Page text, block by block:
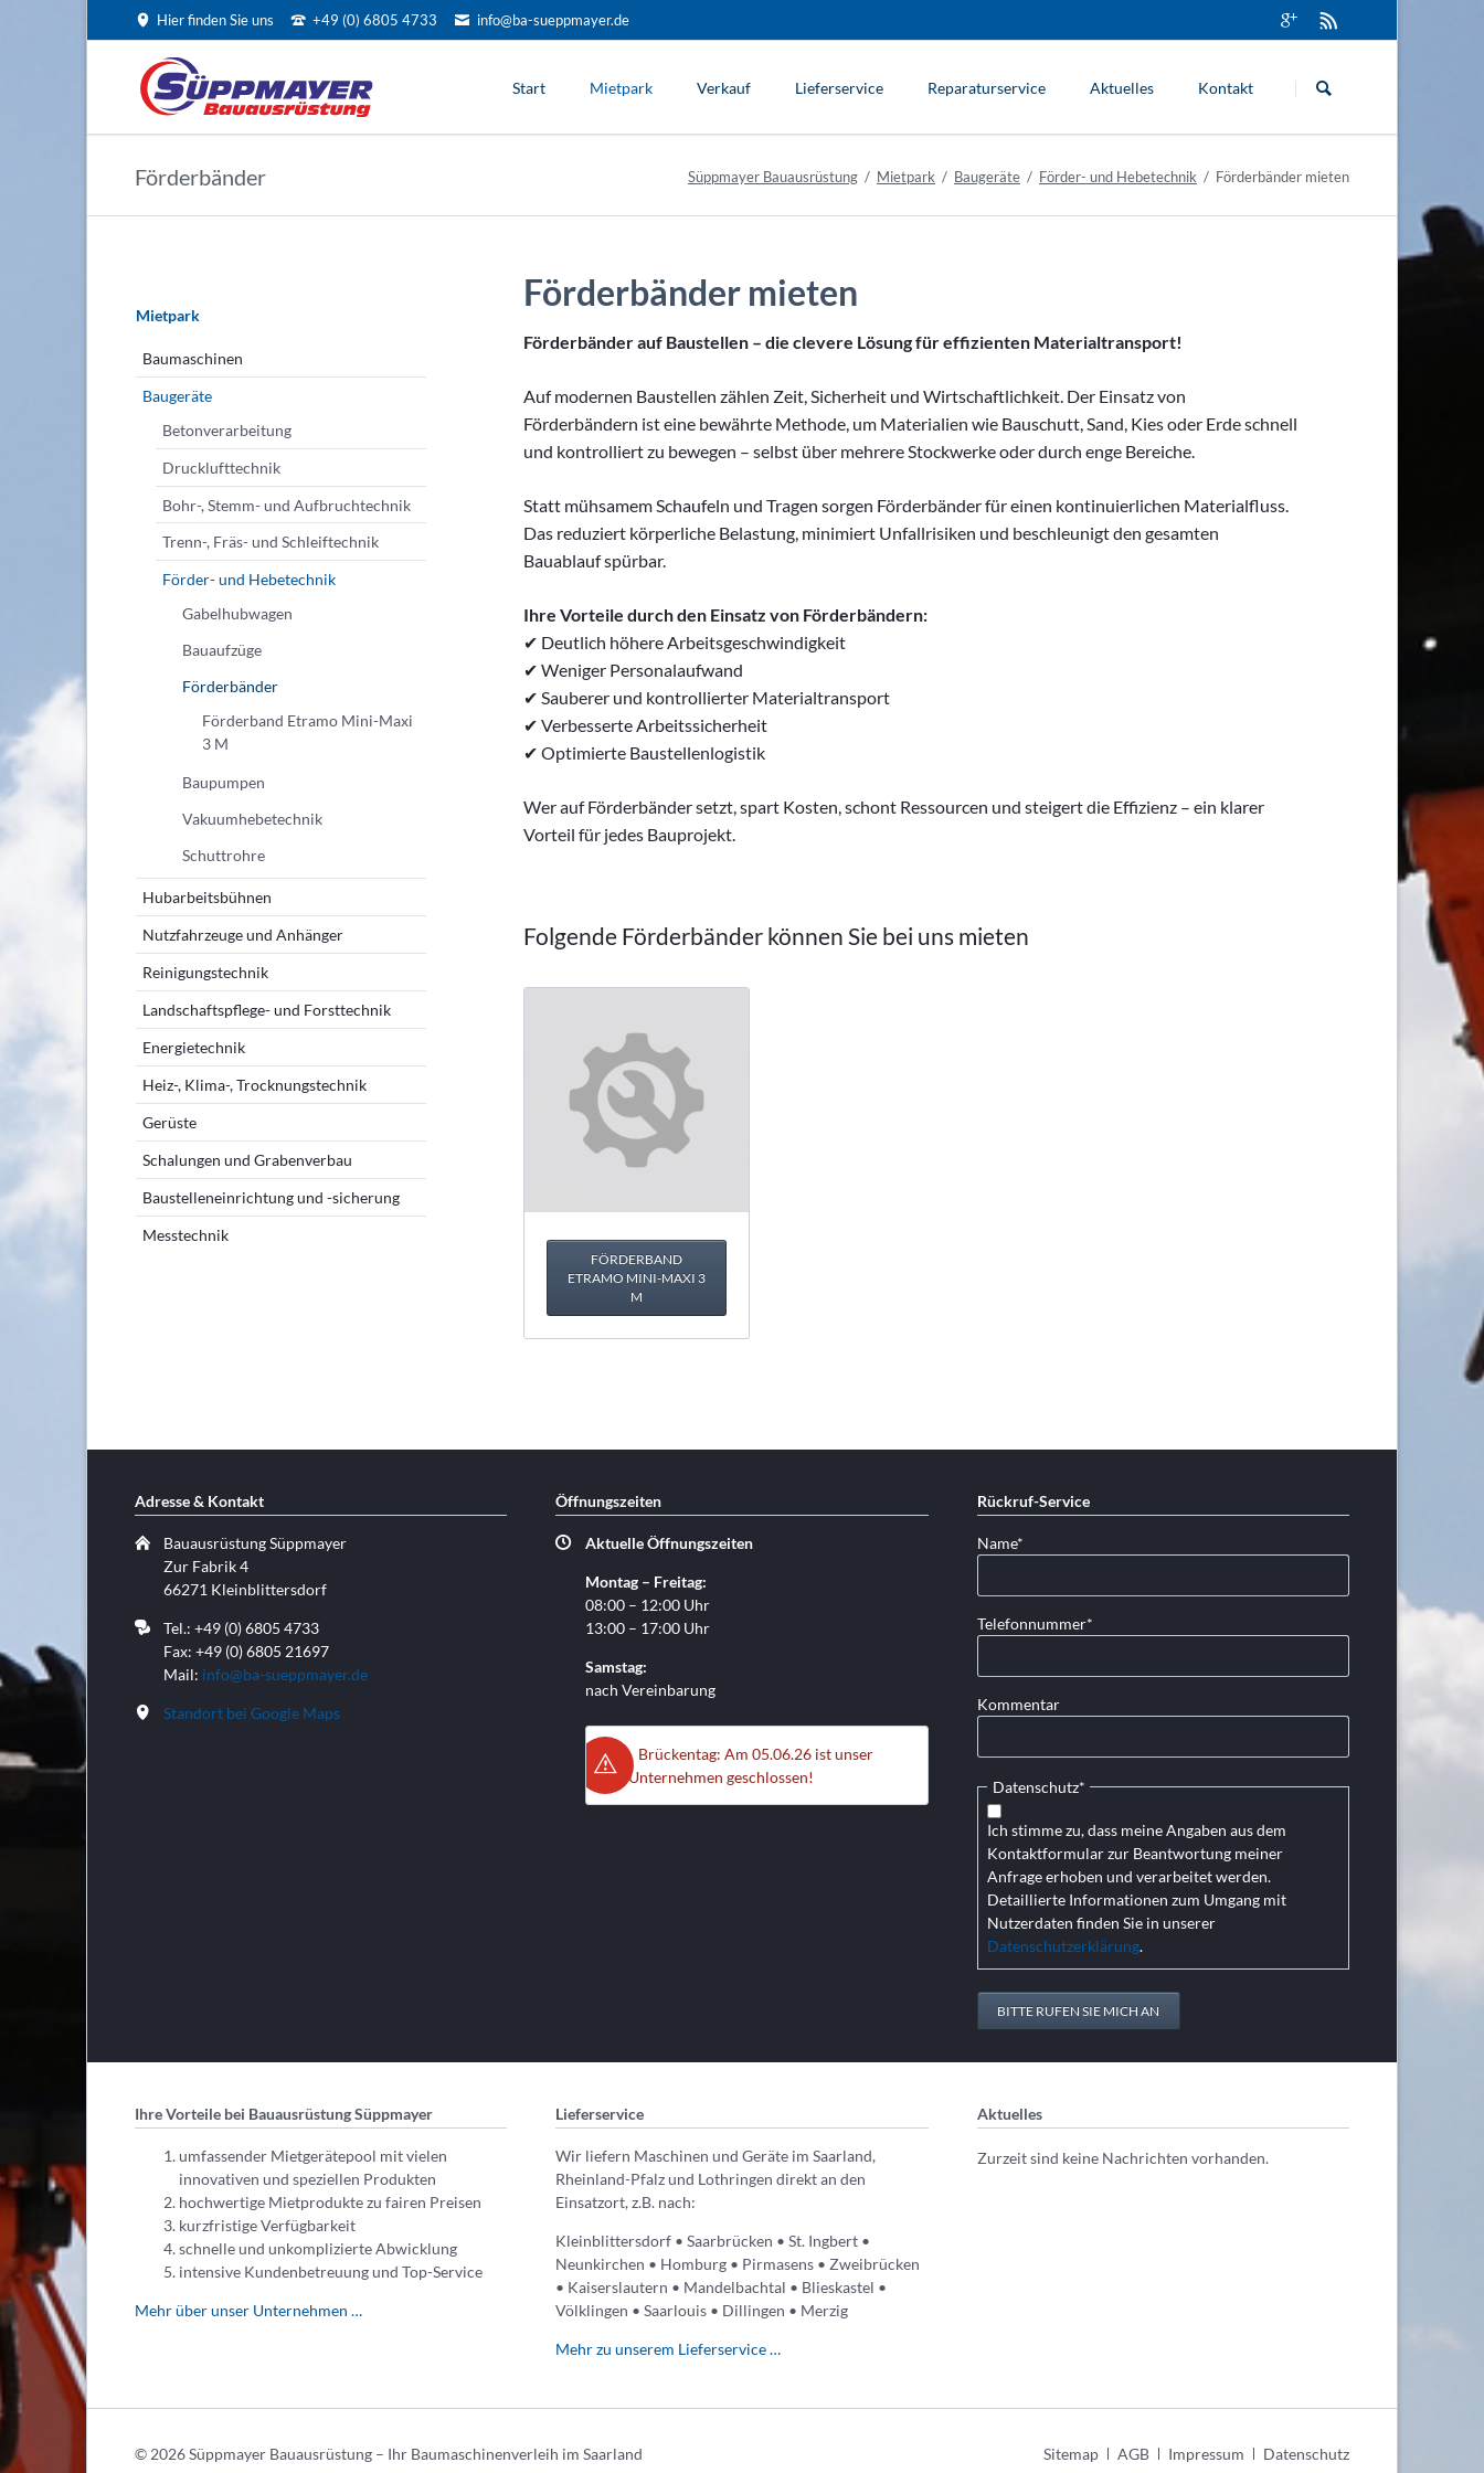
Hier finden Sie uns +49 (0) 6805 4733 info@ba-sueppmayer.de
überspringen
Start Mietpark
Betonverarbeitung
Bohr-, Stemm- und Aufbruchtechnik
Gabelhubwagen
Bauaufzüge
Förderbänder
Baupumpen
Vakuumhebetechnik
Verkauf Lieferservice Reparaturservice Aktuelles Kontakt
Förderbänder Süppmayer Bauausrüstung Mietpark Baugeräte Förder- und Hebetechnik Förderbänder mieten
Förderbänder mieten
Förderbänder auf Baustellen – die clevere Lösung für effizienten Materialtransport!
Auf modernen Baustellen zählen Zeit, Sicherheit und Wirtschaftlichkeit. Der Einsatz von
Förderbändern ist eine bewährte Methode, um Materialien wie Bauschutt, Sand, Kies oder Erde schnell
und kontrolliert zu bewegen – selbst über mehrere Stockwerke oder durch enge Bereiche.
Statt mühsamem Schaufeln und Tragen sorgen Förderbänder für einen kontinuierlichen Materialfluss.
Das reduziert körperliche Belastung, minimiert Unfallrisiken und beschleunigt den gesamten
Bauablauf spürbar.
Ihre Vorteile durch den Einsatz von Förderbändern:
✔ Deutlich höhere Arbeitsgeschwindigkeit
✔ Weniger Personalaufwand
✔ Sauberer und kontrollierter Materialtransport
✔ Verbesserte Arbeitssicherheit
✔ Optimierte Baustellenlogistik
Wer auf Förderbänder setzt, spart Kosten, schont Ressourcen und steigert die Effizienz – ein klarer
Vorteil für jedes Bauprojekt.
Folgende Förderbänder können Sie bei uns mieten
FÖRDERBAND
ETRAMO MINI-MAXI 3
M
überspringen
Mietpark
Baumaschinen
Baugeräte
Betonverarbeitung
Drucklufttechnik
Bohr-, Stemm- und Aufbruchtechnik
Trenn-, Fräs- und Schleiftechnik
Förder- und Hebetechnik
Gabelhubwagen
Bauaufzüge
Förderbänder
Förderband Etramo Mini-Maxi
3 M
Baupumpen
Vakuumhebetechnik
Schuttrohre
Hubarbeitsbühnen
Nutzfahrzeuge und Anhänger
Reinigungstechnik
Landschaftspflege- und Forsttechnik
Energietechnik
Heiz-, Klima-, Trocknungstechnik
Gerüste
Schalungen und Grabenverbau
Baustelleneinrichtung und -sicherung
Messtechnik
Adresse & Kontakt
Bauausrüstung Süppmayer
Zur Fabrik 4
66271 Kleinblittersdorf
Tel.: +49 (0) 6805 4733
Fax: +49 (0) 6805 21697
Mail: info@ba-sueppmayer.de
Standort bei Google Maps
Öffnungszeiten
Aktuelle Öffnungszeiten
Montag – Freitag:
08:00 – 12:00 Uhr
13:00 – 17:00 Uhr
Samstag:
nach Vereinbarung
Brückentag: Am 05.06.26 ist unser
Unternehmen geschlossen!
Rückruf-Service
Pflichtfeld
Name*
Pflichtfeld
Telefonnummer*
Kommentar
Pflichtfeld
Datenschutz*
Ich stimme zu, dass meine Angaben aus dem
Kontaktformular zur Beantwortung meiner
Anfrage erhoben und verarbeitet werden.
Detaillierte Informationen zum Umgang mit
Nutzerdaten finden Sie in unserer
Datenschutzerklärung.
BITTE RUFEN SIE MICH AN
Ihre Vorteile bei Bauausrüstung Süppmayer
umfassender Mietgerätepool mit vielen
innovativen und speziellen Produkten
hochwertige Mietprodukte zu fairen Preisen
kurzfristige Verfügbarkeit
schnelle und unkomplizierte Abwicklung
intensive Kundenbetreuung und Top-Service
Mehr über unser Unternehmen …
Lieferservice
Wir liefern Maschinen und Geräte im Saarland,
Rheinland-Pfalz und Lothringen direkt an den
Einsatzort, z.B. nach:
Kleinblittersdorf • Saarbrücken • St. Ingbert •
Neunkirchen • Homburg • Pirmasens • Zweibrücken
• Kaiserslautern • Mandelbachtal • Blieskastel •
Völklingen • Saarlouis • Dillingen • Merzig
Mehr zu unserem Lieferservice …
Aktuelles
Zurzeit sind keine Nachrichten vorhanden.
© 2026 Süppmayer Bauausrüstung – Ihr Baumaschinenverleih im Saarland
Navigation
Sitemap AGB Impressum Datenschutz